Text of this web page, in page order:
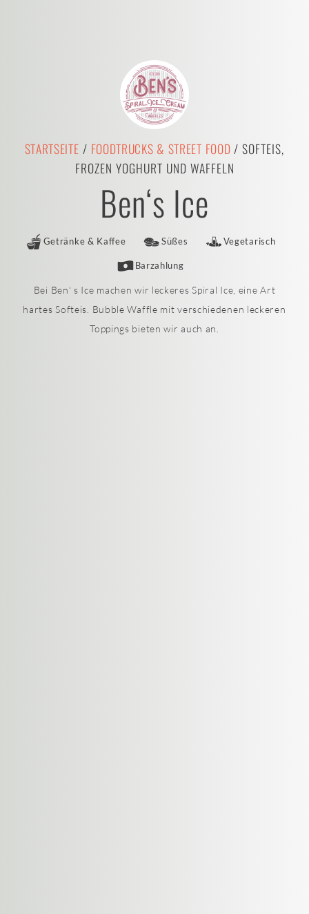
STARTSEITE / FOODTRUCKS & STREET FOOD/ SOFTEIS,
FROZEN YOGHURT UND WAFFELN
Ben‘s Ice
Getränke & Kaffee Süßes Vegetarisch
Barzahlung
Bei Ben‘ s Ice machen wir leckeres Spiral Ice, eine Art
hartes Softeis. Bubble Waffle mit verschiedenen leckeren
Toppings bieten wir auch an.